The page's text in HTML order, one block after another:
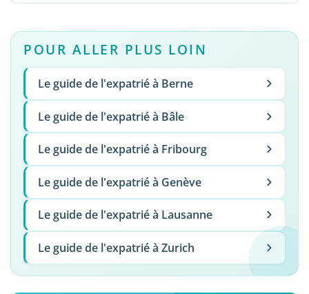
POUR ALLER PLUS LOIN
Le guide de l'expatrié à Berne
Le guide de l'expatrié à Bâle
Le guide de l'expatrié à Fribourg
Le guide de l'expatrié à Genève
Le guide de l'expatrié à Lausanne
Le guide de l'expatrié à Zurich